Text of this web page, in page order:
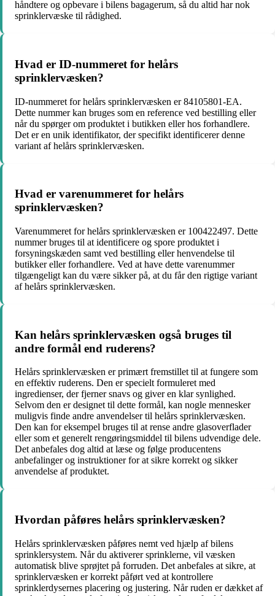
håndtere og opbevare i bilens bagagerum, så du altid har nok
sprinklervæske til rådighed.
Hvad er ID-nummeret for helårs
sprinklervæsken?
ID-nummeret for helårs sprinklervæsken er 84105801-EA.
Dette nummer kan bruges som en reference ved bestilling eller
når du spørger om produktet i butikken eller hos forhandlere.
Det er en unik identifikator, der specifikt identificerer denne
variant af helårs sprinklervæsken.
Hvad er varenummeret for helårs
sprinklervæsken?
Varenummeret for helårs sprinklervæsken er 100422497. Dette
nummer bruges til at identificere og spore produktet i
forsyningskæden samt ved bestilling eller henvendelse til
butikker eller forhandlere. Ved at have dette varenummer
tilgængeligt kan du være sikker på, at du får den rigtige variant
af helårs sprinklervæsken.
Kan helårs sprinklervæsken også bruges til
andre formål end ruderens?
Helårs sprinklervæsken er primært fremstillet til at fungere som
en effektiv ruderens. Den er specielt formuleret med
ingredienser, der fjerner snavs og giver en klar synlighed.
Selvom den er designet til dette formål, kan nogle mennesker
muligvis finde andre anvendelser til helårs sprinklervæsken.
Den kan for eksempel bruges til at rense andre glasoverflader
eller som et generelt rengøringsmiddel til bilens udvendige dele.
Det anbefales dog altid at læse og følge producentens
anbefalinger og instruktioner for at sikre korrekt og sikker
anvendelse af produktet.
Hvordan påføres helårs sprinklervæsken?
Helårs sprinklervæsken påføres nemt ved hjælp af bilens
sprinklersystem. Når du aktiverer sprinklerne, vil væsken
automatisk blive sprøjtet på forruden. Det anbefales at sikre, at
sprinklervæsken er korrekt påført ved at kontrollere
sprinklerdysernes placering og justering. Når ruden er dækket af